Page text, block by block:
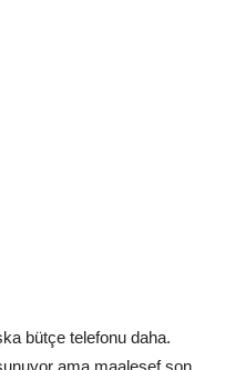
bütçe telefonu daha.